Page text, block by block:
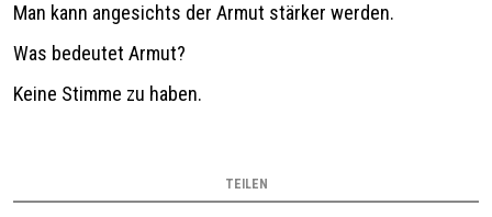
Man kann angesichts der Armut stärker werden.
Was bedeutet Armut?
Keine Stimme zu haben.
TEILEN